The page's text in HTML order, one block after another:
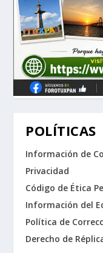
POLÍTICAS
Información de
Privacidad
Código de Ética
Información del
Política de
Derecho de